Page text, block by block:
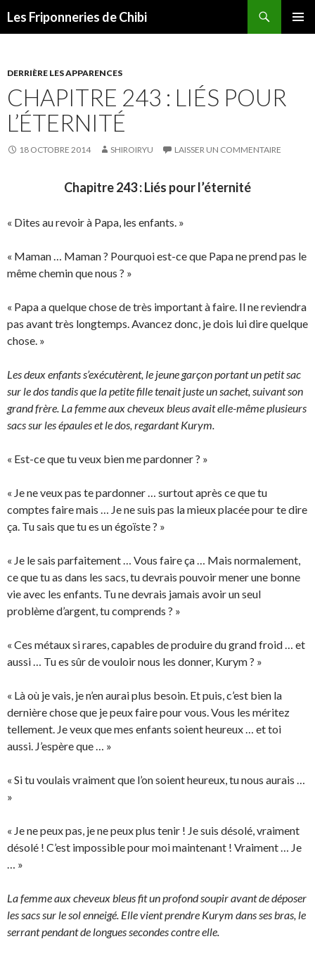
Les Friponneries de Chibi
DERRIÈRE LES APPARENCES
CHAPITRE 243 : LIÉS POUR
L’ÉTERNITÉ
18 OCTOBRE 2014 SHIROIRYU LAISSER UN COMMENTAIRE
Chapitre 243 : Liés pour l’éternité
« Dites au revoir à Papa, les enfants. »
« Maman … Maman ? Pourquoi est-ce que Papa ne prend pas le
même chemin que nous ? »
« Papa a quelque chose de très important à faire. Il ne reviendra
pas avant très longtemps. Avancez donc, je dois lui dire quelque
chose. »
Les deux enfants s’exécutèrent, le jeune garçon portant un petit sac
sur le dos tandis que la petite fille tenait juste un sachet, suivant son
grand frère. La femme aux cheveux bleus avait elle-même plusieurs
sacs sur les épaules et le dos, regardant Kurym.
« Est-ce que tu veux bien me pardonner ? »
« Je ne veux pas te pardonner … surtout après ce que tu
comptes faire mais … Je ne suis pas la mieux placée pour te dire
ça. Tu sais que tu es un égoïste ? »
« Je le sais parfaitement … Vous faire ça … Mais normalement,
ce que tu as dans les sacs, tu devrais pouvoir mener une bonne
vie avec les enfants. Tu ne devrais jamais avoir un seul
problème d’argent, tu comprends ? »
« Ces métaux si rares, capables de produire du grand froid … et
aussi … Tu es sûr de vouloir nous les donner, Kurym ? »
« Là où je vais, je n’en aurai plus besoin. Et puis, c’est bien la
dernière chose que je peux faire pour vous. Vous les méritez
tellement. Je veux que mes enfants soient heureux … et toi
aussi. J’espère que … »
« Si tu voulais vraiment que l’on soient heureux, tu nous aurais …
»
« Je ne peux pas, je ne peux plus tenir ! Je suis désolé, vraiment
désolé ! C’est impossible pour moi maintenant ! Vraiment … Je
… »
La femme aux cheveux bleus fit un profond soupir avant de déposer
les sacs sur le sol enneigé. Elle vient prendre Kurym dans ses bras, le
serrant pendant de longues secondes contre elle.